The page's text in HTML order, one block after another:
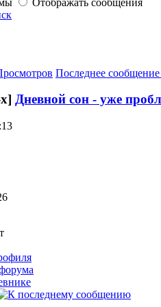
Отображать сообщения
Последнее сообщение
Дневной сон - уже